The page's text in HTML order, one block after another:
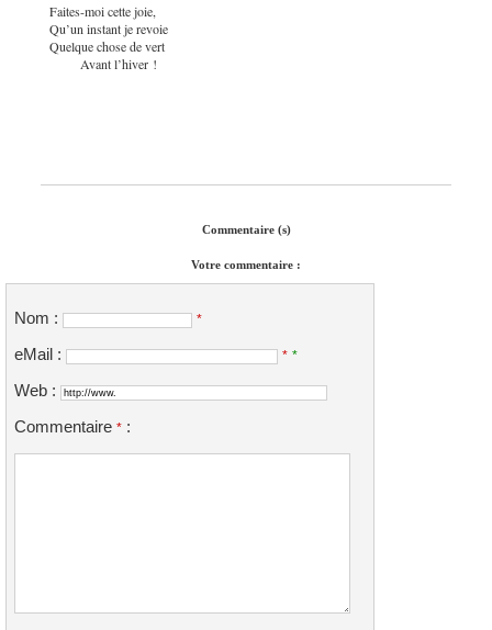
Faites-moi cette joie,
Qu’un instant je revoie
Quelque chose de vert
Avant l’hiver !
Commentaire (s)
Votre commentaire :
Nom : *
eMail : * *
Web :
Commentaire * :